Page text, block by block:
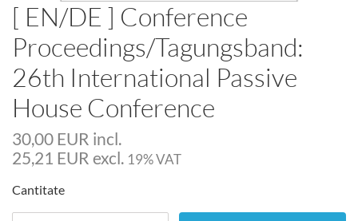
[ EN/DE ] Conference
Proceedings/Tagungsband:
26th International Passive
House Conference
30,00 EUR incl.
25,21 EUR excl. 19% VAT
Cantitate